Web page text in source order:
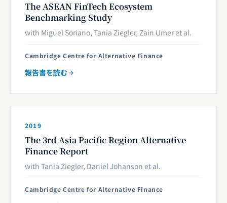
The ASEAN FinTech Ecosystem
Benchmarking Study
with Miguel Soriano, Tania Ziegler, Zain Umer et al.
Cambridge Centre for Alternative Finance
報告書を読む
2019
The 3rd Asia Pacific Region Alternative
Finance Report
with Tania Ziegler, Daniel Johanson et al.
Cambridge Centre for Alternative Finance